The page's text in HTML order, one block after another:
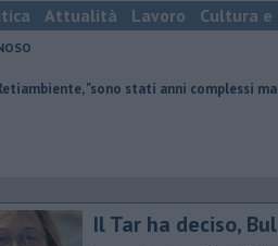
Attualità Lavoro Cultura
stati anni complessi ma di crescita"
Il Tar ha deciso,